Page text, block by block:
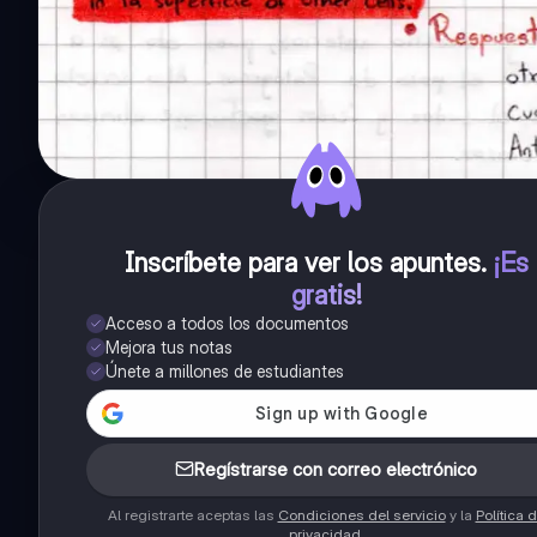
Inscríbete para ver los apuntes. ¡Es
gratis!
Acceso a todos los documentos
Mejora tus notas
Únete a millones de estudiantes
Regístrarse con correo electrónico
Al registrarte aceptas las Condiciones del servicioy la Política